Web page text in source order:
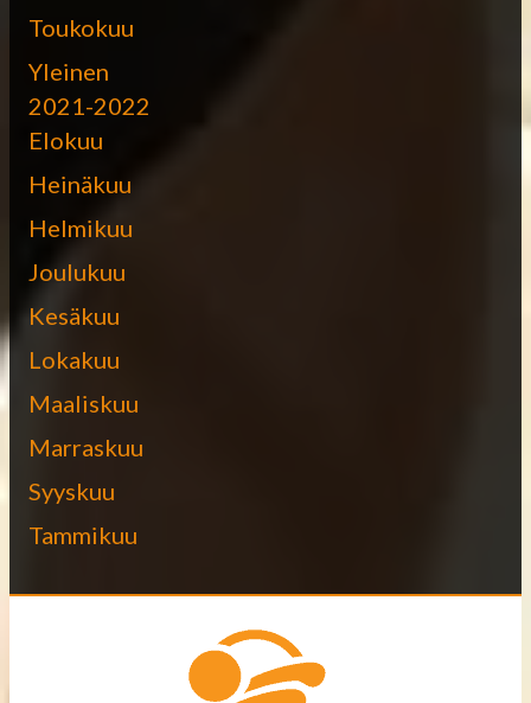
Toukokuu
Yleinen
2021-2022
Elokuu
Heinäkuu
Helmikuu
Joulukuu
Kesäkuu
Lokakuu
Maaliskuu
Marraskuu
Syyskuu
Tammikuu